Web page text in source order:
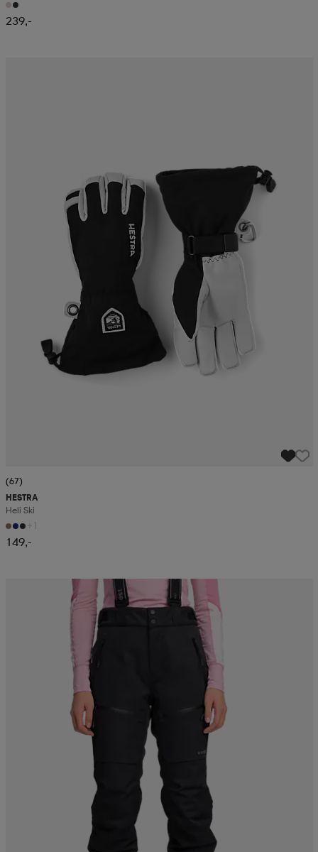
239,-
(67)
HESTRA
Heli Ski
+1
149,-